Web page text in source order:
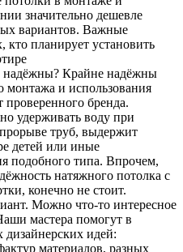
значительно дешевле
вариантов. Важные
кто планирует установить
надёжны? Крайне надёжны
монтажа и использования
проверенного бренда.
удерживать воду при
труб, выдержит
детей или иные
подобного типа. Впрочем,
натяжного потолка с
конечно не стоит.
Можно что-то интересное
мастера помогут в
идей:
материалов, разных